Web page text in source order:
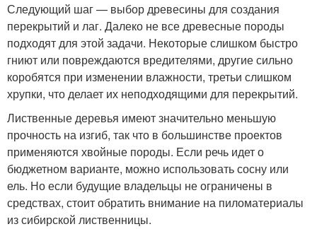
Следующий шаг — выбор древесины для создания
перекрытий и лаг. Далеко не все древесные породы
подходят для этой задачи. Некоторые слишком быстро
гниют или повреждаются вредителями, другие сильно
коробятся при изменении влажности, третьи слишком
хрупки, что делает их неподходящими для перекрытий.
Лиственные деревья имеют значительно меньшую
прочность на изгиб, так что в большинстве проектов
применяются хвойные породы. Если речь идет о
бюджетном варианте, можно использовать сосну или
ель. Но если будущие владельцы не ограничены в
средствах, стоит обратить внимание на пиломатериалы
из сибирской лиственницы.